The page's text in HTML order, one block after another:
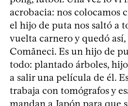
acrobacia: nos colocamos
el hijo de puta nos saltó a
vuelta carnero y quedó
Comăneci. Es un hijo de
todo: plantado árboles,
a salir una película de él.
trabaja con tomógrafos y
mandan a Japón para que